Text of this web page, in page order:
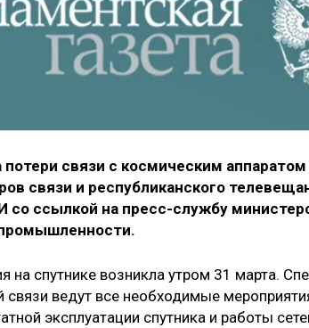
потери связи с космическим
связи и республиканского
со ссылкой на пресс-службу
на спутнике возникла утром 31 марта.
связи ведут все необходимые
эксплуатации спутника и работы